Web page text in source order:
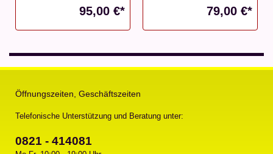
79,00 €* 1.320,00 €*
Öffnungszeiten, Geschäftszeiten
Telefonische Unterstützung und Beratung unter:
0821 - 414081